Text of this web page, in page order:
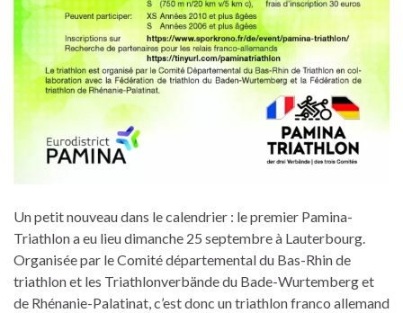
Un petit nouveau dans le calendrier : le premier Pamina-
Triathlon a eu lieu dimanche 25 septembre à Lauterbourg.
Organisée par le Comité départemental du Bas-Rhin de
triathlon et les Triathlonverbände du Bade-Wurtemberg et
de Rhénanie-Palatinat, c’est donc un triathlon franco allemand